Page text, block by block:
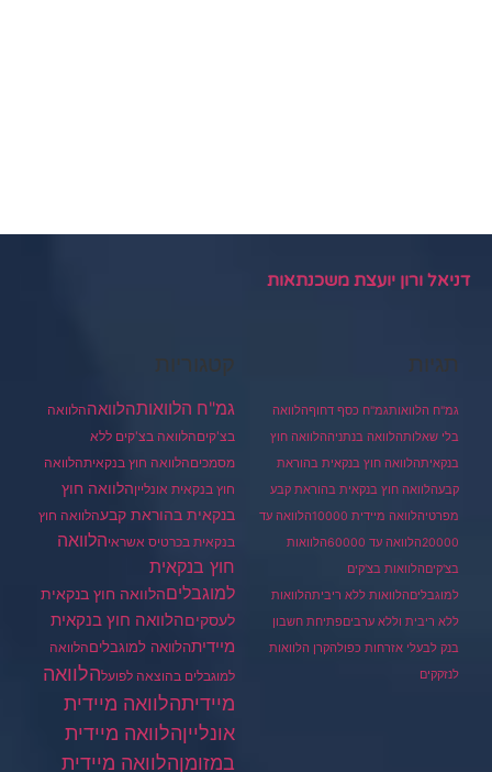
דניאל ורון יועצת משכנתאות
תגיות
גמ"ח הלוואותגמ"ח כסף דחוףהלוואה
בלי שאלותהלוואה בנתניההלוואה חוץ
בנקאיתהלוואה חוץ בנקאית בהוראת
קבעהלוואה חוץ בנקאית בהוראת קבע
מפרטיהלוואה מיידית 10000
הלוואה עד
20000הלוואה עד 60000
הלוואות
בצ'קיםהלוואות בצ'קים
למוגבליםהלוואות ללא ריביתהלוואות
ללא ריבית וללא ערביםפתיחת חשבון
בנק לבעלי אזרחות כפולהקרן הלוואות
לנזקקים
קטגוריות
גמ"ח הלוואותהלוואההלוואה
בצ'קיםהלוואה בצ'קים ללא
מסמכיםהלוואה חוץ בנקאיתהלוואה
חוץ בנקאית אונלייןהלוואה חוץ
בנקאית בהוראת קבעהלוואה חוץ
בנקאית בכרטיס אשראיהלוואה
חוץ בנקאית
למוגבליםהלוואה חוץ בנקאית
לעסקיםהלוואה חוץ בנקאית
מיידיתהלוואה למוגבליםהלוואה
למוגבלים בהוצאה לפועלהלוואה
מיידיתהלוואה מיידית
אונלייןהלוואה מיידית
במזומןהלוואה מיידית